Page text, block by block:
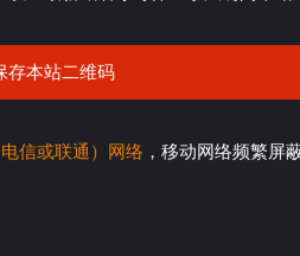
存本站二维码
电信或联通）网络 ，移动网络频繁屏